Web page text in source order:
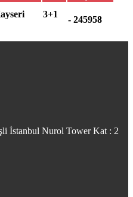
3+1
- 245958
İstanbul Nurol Tower Kat : 2